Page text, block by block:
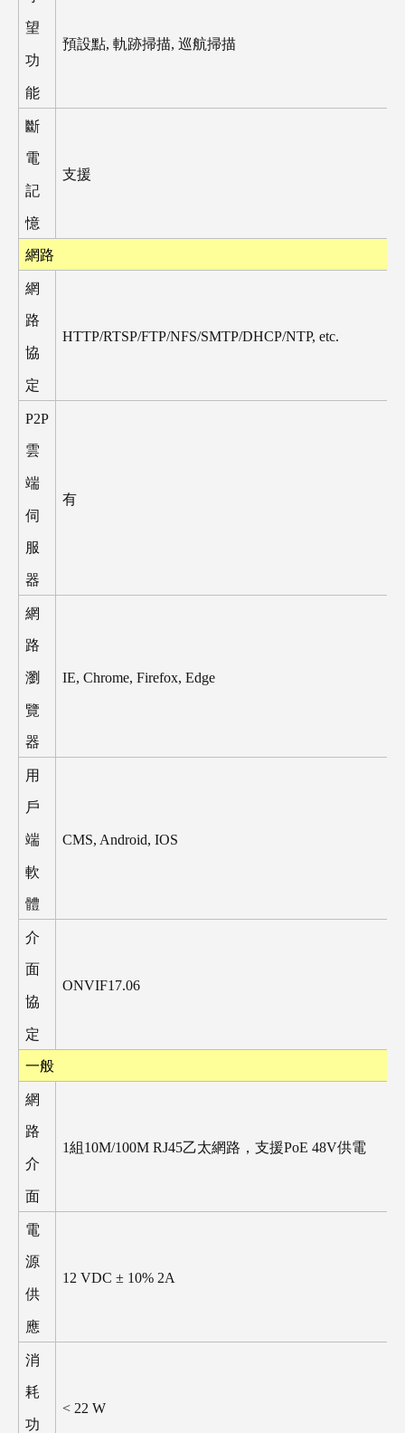
望
功
能
預設點, 軌跡掃描, 巡航掃描
斷
電
記
憶
支援
網路
網
路
協
定
HTTP/RTSP/FTP/NFS/SMTP/DHCP/NTP, etc.
P2P
雲
端
伺
服
器
有
網
路
瀏
覽
器
IE, Chrome, Firefox, Edge
用
戶
端
軟
體
CMS, Android, IOS
介
面
協
定
ONVIF17.06
一般
網
路
介
面
1組 10M/100M RJ45乙太網路，支援PoE 48V供電
電
源
供
應
12 VDC ± 10% 2A
消
耗
功
< 22 W